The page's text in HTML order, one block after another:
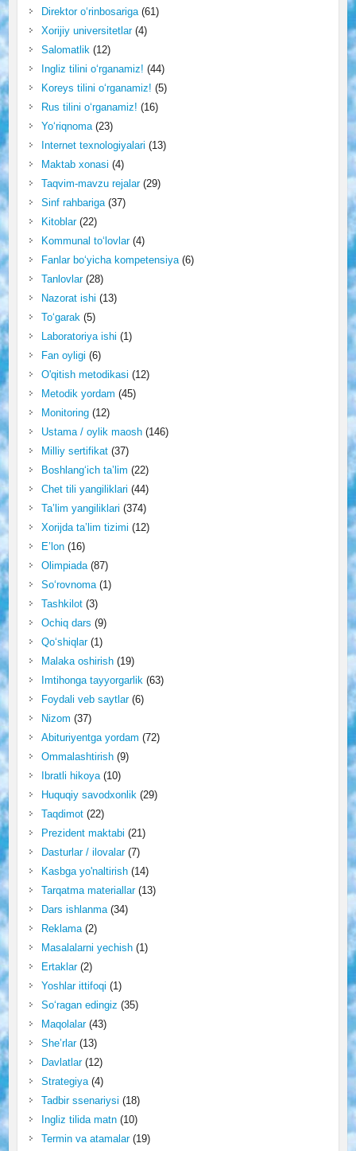
Direktor o‘rinbosariga(61)
Xorijiy universitetlar(4)
Salomatlik(12)
Ingliz tilini o‘rganamiz! (44)
Koreys tilini o‘rganamiz! (5)
Rus tilini o‘rganamiz! (16)
Yo‘riqnoma(23)
Internet texnologiyalari (13)
Maktab xonasi (4)
Taqvim-mavzu rejalar(29)
Sinf rahbariga(37)
Kitoblar(22)
Kommunal to‘lovlar(4)
Fanlar bo‘yicha kompetensiya(6)
Tanlovlar(28)
Nazorat ishi (13)
To‘garak(5)
Laboratoriya ishi (1)
Fan oyligi (6)
O'qitish metodikasi (12)
Metodik yordam (45)
Monitoring(12)
Ustama / oylik maosh(146)
Milliy sertifikat(37)
Boshlang‘ich ta’lim (22)
Chet tili yangiliklari (44)
Ta’lim yangiliklari (374)
Xorijda ta’lim tizimi (12)
E’lon(16)
Olimpiada(87)
So‘rovnoma(1)
Tashkilot(3)
Ochiq dars (9)
Qo‘shiqlar(1)
Malaka oshirish(19)
Imtihonga tayyorgarlik(63)
Foydali veb saytlar(6)
Nizom (37)
Abituriyentga yordam (72)
Ommalashtirish(9)
Ibratli hikoya(10)
Huquqiy savodxonlik(29)
Taqdimot(22)
Prezident maktabi (21)
Dasturlar / ilovalar(7)
Kasbga yo'naltirish(14)
Tarqatma materiallar(13)
Dars ishlanma(34)
Reklama(2)
Masalalarni yechish(1)
Ertaklar(2)
Yoshlar ittifoqi (1)
So‘ragan edingiz (35)
Maqolalar(43)
She’rlar(13)
Davlatlar(12)
Strategiya(4)
Tadbir ssenariysi (18)
Ingliz tilida matn(10)
Termin va atamalar(19)